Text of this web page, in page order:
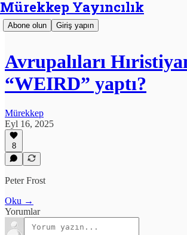
Mürekkep Yayıncılık
Abone olun Giriş yapın
Avrupalıları
“WEIRD” yaptı?
Mürekkep
Eyl 16, 2025
8
Peter Frost
Oku →
Yorumlar